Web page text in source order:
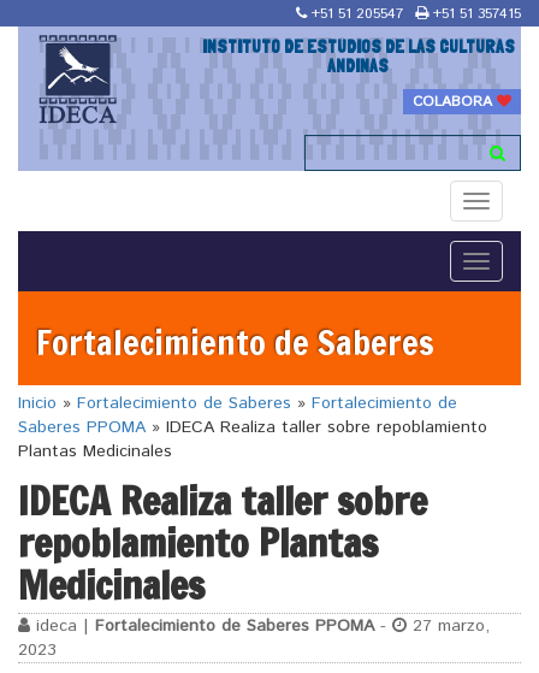
+51 51 205547 +51 51 357415
INSTITUTO DE ESTUDIOS DE LAS CULTURAS
ANDINAS
COLABORA
Toggle
Toggle
Fortalecimiento de Saberes
Inicio » Fortalecimiento de Saberes » Fortalecimiento de
Saberes PPOMA » IDECA Realiza taller sobre repoblamiento
Plantas Medicinales
IDECA Realiza taller sobre
repoblamiento Plantas
Medicinales
ideca | Fortalecimiento de Saberes PPOMA-
27 marzo,
2023